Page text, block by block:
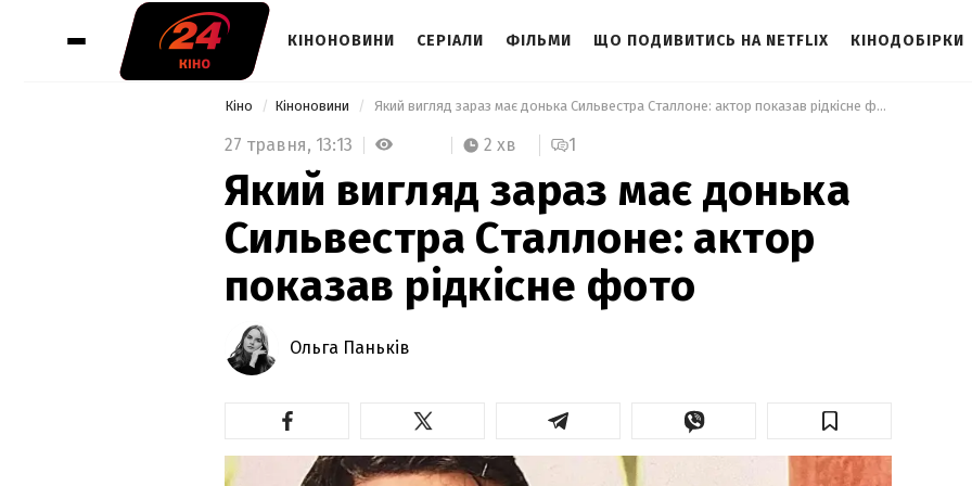
КІНОНОВИНИ СЕРІАЛИ ФІЛЬМИ ЩО ПОДИВИТИСЬ НА NETFLIX КІНОДОБІРКИ
Кіно Кіноновини Який вигляд зараз має донька Сильвестра Сталлоне: актор показав рідкісне фото
27 травня, 13:13 2 хв 1
Який вигляд зараз має донька
Сильвестра Сталлоне: актор
показав рідкісне фото
Ольга Паньків